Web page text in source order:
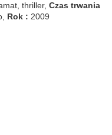
thriller, Czas trwania
Rok : 2009